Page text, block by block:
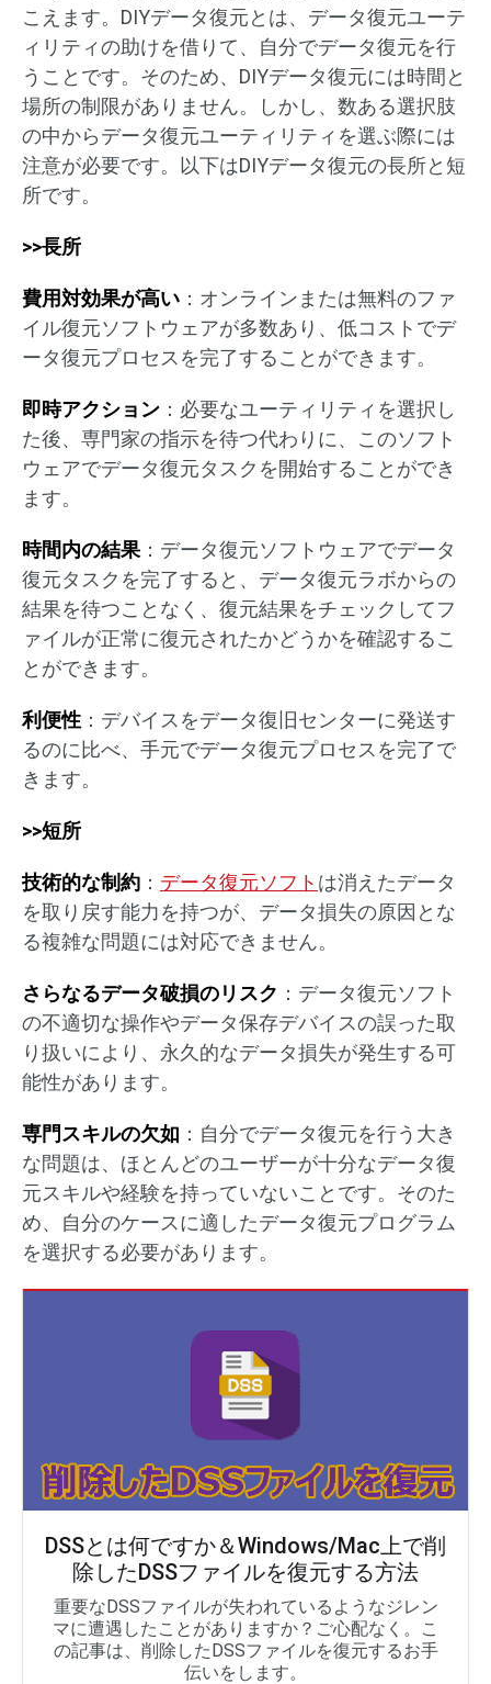
こえます。DIYデータ復元とは、データ復元ユーテ
ィリティの助けを借りて、自分でデータ復元を行
うことです。そのため、DIYデータ復元には時間と
場所の制限がありません。しかし、数ある選択肢
の中からデータ復元ユーティリティを選ぶ際には
注意が必要です。以下はDIYデータ復元の長所と短
所です。
>>長所
費用対効果が高い ：オンラインまたは無料のファ
イル復元ソフトウェアが多数あり、低コストでデ
ータ復元プロセスを完了することができます。
即時アクション ：必要なユーティリティを選択し
た後、専門家の指示を待つ代わりに、このソフト
ウェアでデータ復元タスクを開始することができ
ます。
時間内の結果 ：データ復元ソフトウェアでデータ
復元タスクを完了すると、データ復元ラボからの
結果を待つことなく、復元結果をチェックしてフ
ァイルが正常に復元されたかどうかを確認するこ
とができます。
利便性 ：デバイスをデータ復旧センターに発送す
るのに比べ、手元でデータ復元プロセスを完了で
きます。
>>短所
技術的な制約 ： データ復元ソフト は消えたデータ
を取り戻す能力を持つが、データ損失の原因とな
る複雑な問題には対応できません。
さらなるデータ破損のリスク ：データ復元ソフト
の不適切な操作やデータ保存デバイスの誤った取
り扱いにより、永久的なデータ損失が発生する可
能性があります。
専門スキルの欠如 ：自分でデータ復元を行う大き
な問題は、ほとんどのユーザーが十分なデータ復
元スキルや経験を持っていないことです。そのた
め、自分のケースに適したデータ復元プログラム
を選択する必要があります。
DSSとは何ですか＆Windows/Mac上で削
除したDSSファイルを復元する方法
重要なDSSファイルが失われているようなジレン
マに遭遇したことがありますか？ご心配なく。こ
の記事は、削除したDSSファイルを復元するお手
伝いをします。